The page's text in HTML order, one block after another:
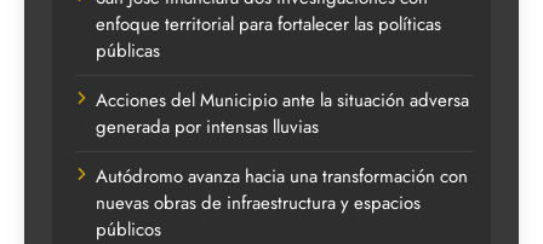
enfoque territorial para fortalecer las políticas
públicas
Acciones del Municipio ante la situación adversa
generada por intensas lluvias
Autódromo avanza hacia una transformación con
nuevas obras de infraestructura y espacios
públicos